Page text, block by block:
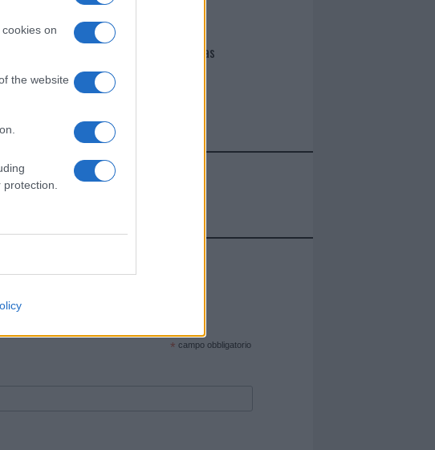
on
the website
Giovannimaria Cabras
pubblicate sul sito web!
* campo obbligatorio